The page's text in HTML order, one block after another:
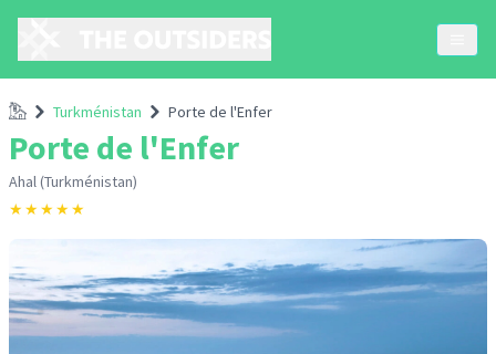
AccueilTurkménistan Porte de l'Enfer
Porte de l'Enfer
Ahal (Turkménistan)
★★★★★